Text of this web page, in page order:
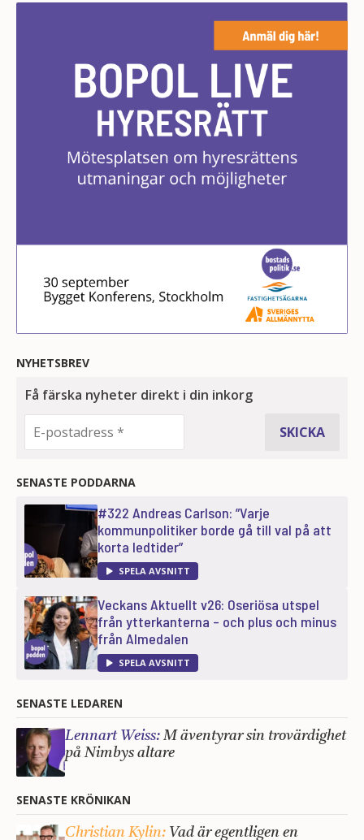
NYHETSBREV
SENASTE PODDARNA
#322 Andreas Carlson: ”Varje
kommunpolitiker borde gå till val på att
korta ledtider”
SPELA AVSNITT
Veckans Aktuellt v26: Oseriösa utspel
från ytterkanterna – och plus och minus
från Almedalen
SPELA AVSNITT
SENASTE LEDAREN
Lennart Weiss: M äventyrar sin trovärdighet
på Nimbys altare
SENASTE KRÖNIKAN
Christian Kylin: Vad är egentligen en